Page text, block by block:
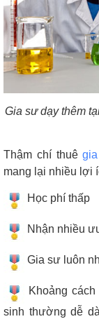
Gia sư dạy thêm
Thậm chí thuê
mang lại nhiều lợi
Học phí thấp
Nhận nhiều
Gia sư luôn
Khoảng
sinh thường dễ